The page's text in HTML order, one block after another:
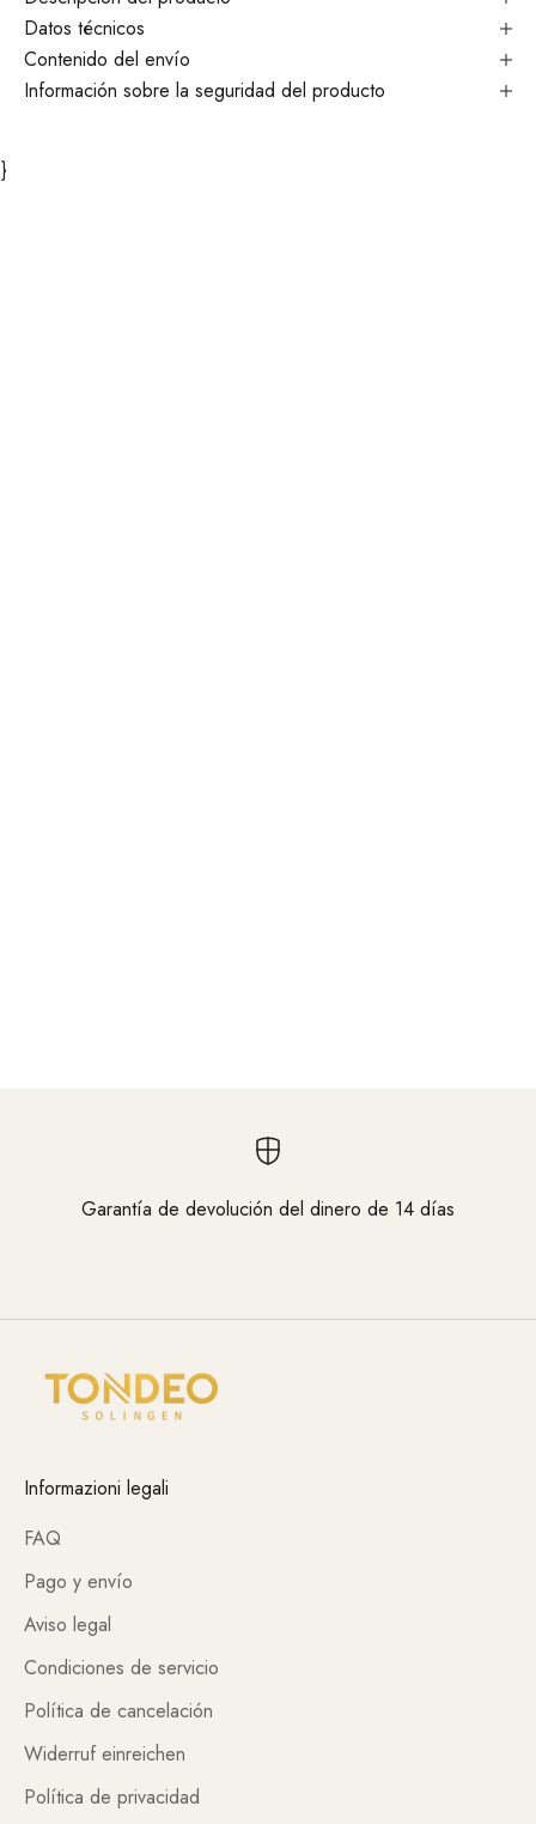
Datos técnicos
Contenido del envío
Información sobre la seguridad del producto
}
Garantía de devolución del dinero de 14 días
Informazioni legali
FAQ
Pago y envío
Aviso legal
Condiciones de servicio
Política de cancelación
Widerruf einreichen
Política de privacidad